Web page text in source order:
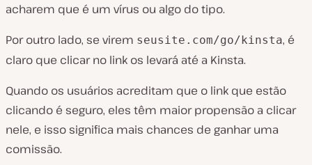
acharem que é um vírus ou algo do tipo.
Por outro lado, se virem seusite.com/go/kinsta, é
claro que clicar no link os levará até a Kinsta.
Quando os usuários acreditam que o link que estão
clicando é seguro, eles têm maior propensão a clicar
nele, e isso significa mais chances de ganhar uma
comissão.